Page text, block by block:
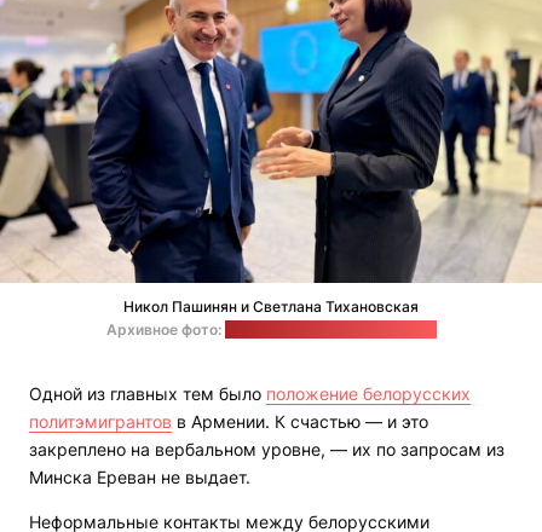
Никол Пашинян и Светлана Тихановская
Архивное фото:
Одной из главных тем было положение белорусских
политэмигрантов в Армении. К счастью — и это
закреплено на вербальном уровне, — их по запросам из
Минска Ереван не выдает.
Неформальные контакты между белорусскими